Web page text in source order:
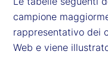
campione
rappresentativo dei
Web e viene